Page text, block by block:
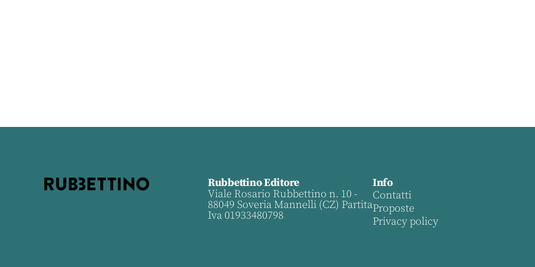
Rubbettino Editore
Viale Rosario Rubbettino n. 10 -
88049 Soveria Mannelli (CZ) Partita
Iva 01933480798
Info
Contatti
Proposte
Privacy policy